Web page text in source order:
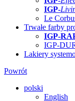
IGP-
Le
Trwałe farby
IGP-
IGP-
Lakiery
Powrót
polski
English